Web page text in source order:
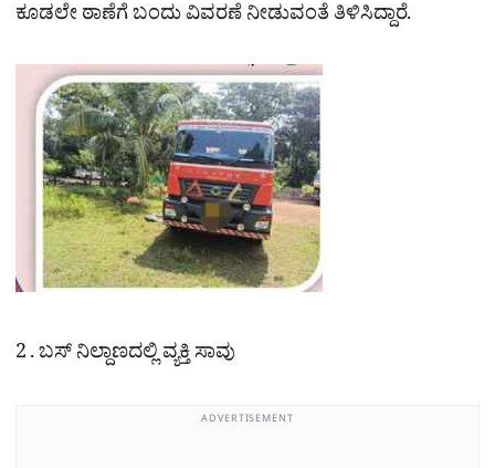
ಕೂಡಲೇ ಠಾಣೆಗೆ ಬಂದು ವಿವರಣೆ ನೀಡುವಂತೆ ತಿಳಿಸಿದ್ದಾರೆ.
2 . ಬಸ್ ನಿಲ್ದಾಣದಲ್ಲಿ ವ್ಯಕ್ತಿ ಸಾವು
ADVERTISEMENT